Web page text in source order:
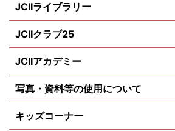
JCIIライブラリー
JCIIクラブ25
JCIIアカデミー
写真・資料等の使用について
キッズコーナー